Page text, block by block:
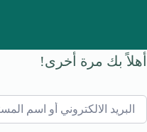
أهلاً بك مرة أخرى!